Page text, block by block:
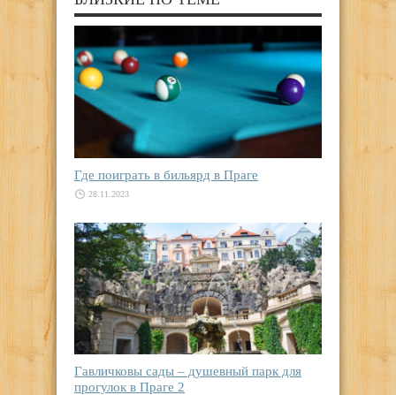
Где поиграть в бильярд в Праге
28.11.2023
Гавличковы сады – душевный парк для
прогулок в Праге 2